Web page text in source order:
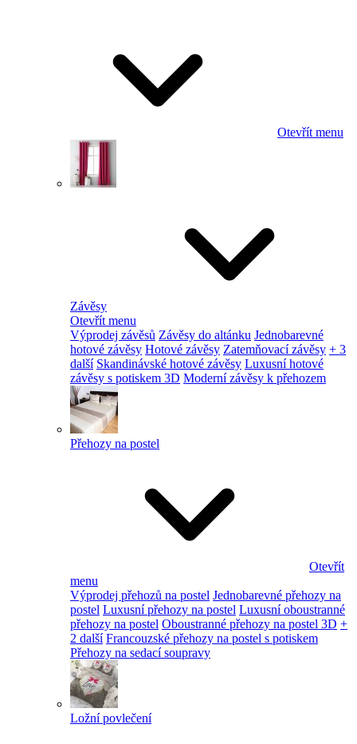
Otevřít menu
Závěsy
Otevřít menu
Výprodej závěsů Závěsy do altánku Jednobarevné
hotové závěsy Hotové závěsy Zatemňovací závěsy + 3
další Skandinávské hotové závěsy Luxusní hotové
závěsy s potiskem 3D Moderní závěsy k přehozem
Přehozy na postel
Otevřít
menu
Výprodej přehozů na postel Jednobarevné přehozy na
postel Luxusní přehozy na postel Luxusní oboustranné
přehozy na postel Oboustranné přehozy na postel 3D +
2 další Francouzské přehozy na postel s potiskem
Přehozy na sedací soupravy
Ložní povlečení